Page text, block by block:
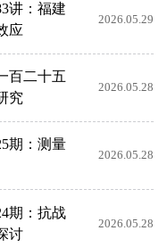
讲：福建
应
2026.05.29
百二十五
究
2026.05.28
期：测量
2026.05.28
期：抗战
讨
2026.05.28